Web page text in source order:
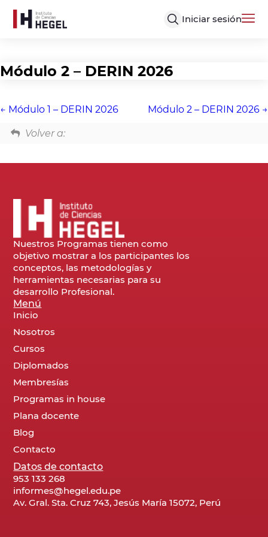
Iniciar sesión
Módulo 2 – DERIN 2026
Módulo 1 – DERIN 2026 Módulo 2 – DERIN 2026
Volver a:
Nuestros Programas tienen como
objetivo mostrar a los participantes los
conceptos, las metodologías y
herramientas necesarias para su
desarrollo Profesional.
Menú
Inicio
Nosotros
Cursos
Diplomados
Membresías
Programas in house
Plana docente
Blog
Contacto
Datos de contacto
953 133 268
informes@hegel.edu.pe
Av. Gral. Sta. Cruz 743, Jesús María 15072, Perú